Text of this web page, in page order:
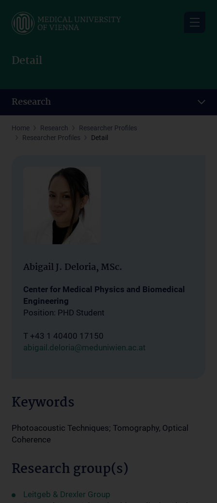
main
Detail
Research
Home Research
Researcher Profiles
Researcher Profiles
Detail
Abigail J. Deloria, MSc.
Center for Medical Physics and Biomedical
Engineering
Position: PHD Student
T +43 1 40400 17150
abigail.deloria@meduniwien.ac.at
Keywords
Photoacoustic Techniques; Tomography, Optical
Coherence
Research group(s)
Leitgeb & Drexler Group